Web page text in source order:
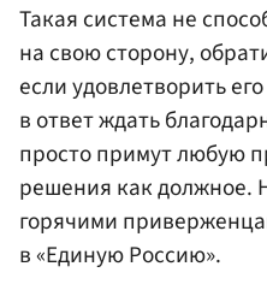
Такая система не
на свою сторону,
если удовлетворить
в ответ ждать
просто примут любую
решения как должное.
горячими
в «Единую Россию».